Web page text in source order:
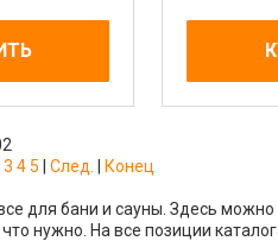
3 45 След. Конец
для бани и сауны. Здесь
нужно. На все позиции